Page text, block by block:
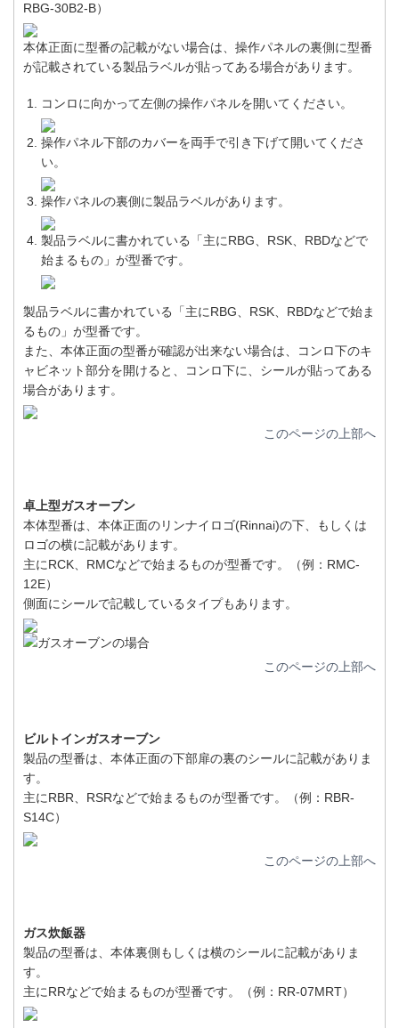
RBG-30B2-B）
本体正面に型番の記載がない場合は、操作パネルの裏側に型番
が記載されている製品ラベルが貼ってある場合があります。
コンロに向かって左側の操作パネルを開いてください。
操作パネル下部のカバーを両手で引き下げて開いてくださ
い。
操作パネルの裏側に製品ラベルがあります。
製品ラベルに書かれている「主にRBG、RSK、RBDなどで
始まるもの」が型番です。
製品ラベルに書かれている「主にRBG、RSK、RBDなどで始ま
るもの」が型番です。
また、本体正面の型番が確認が出来ない場合は、コンロ下のキ
ャビネット部分を開けると、コンロ下に、シールが貼ってある
場合があります。
このページの上部へ
卓上型ガスオーブン
本体型番は、本体正面のリンナイロゴ(Rinnai)の下、もしくは
ロゴの横に記載があります。
主にRCK、RMCなどで始まるものが型番です。（例：RMC-
12E）
側面にシールで記載しているタイプもあります。
このページの上部へ
ビルトインガスオーブン
製品の型番は、本体正面の下部扉の裏のシールに記載がありま
す。
主にRBR、RSRなどで始まるものが型番です。（例：RBR-
S14C）
このページの上部へ
ガス炊飯器
製品の型番は、本体裏側もしくは横のシールに記載がありま
す。
主にRRなどで始まるものが型番です。（例：RR-07MRT）